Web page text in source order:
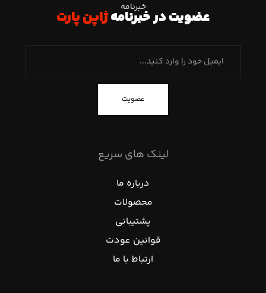
خبرنامه
عضویت در خبرنامهژاپن پارت
عضویت
لینک های سریع
درباره ما
محصولات
پشتیبانی
قوانین عودت
ارتباط با ما